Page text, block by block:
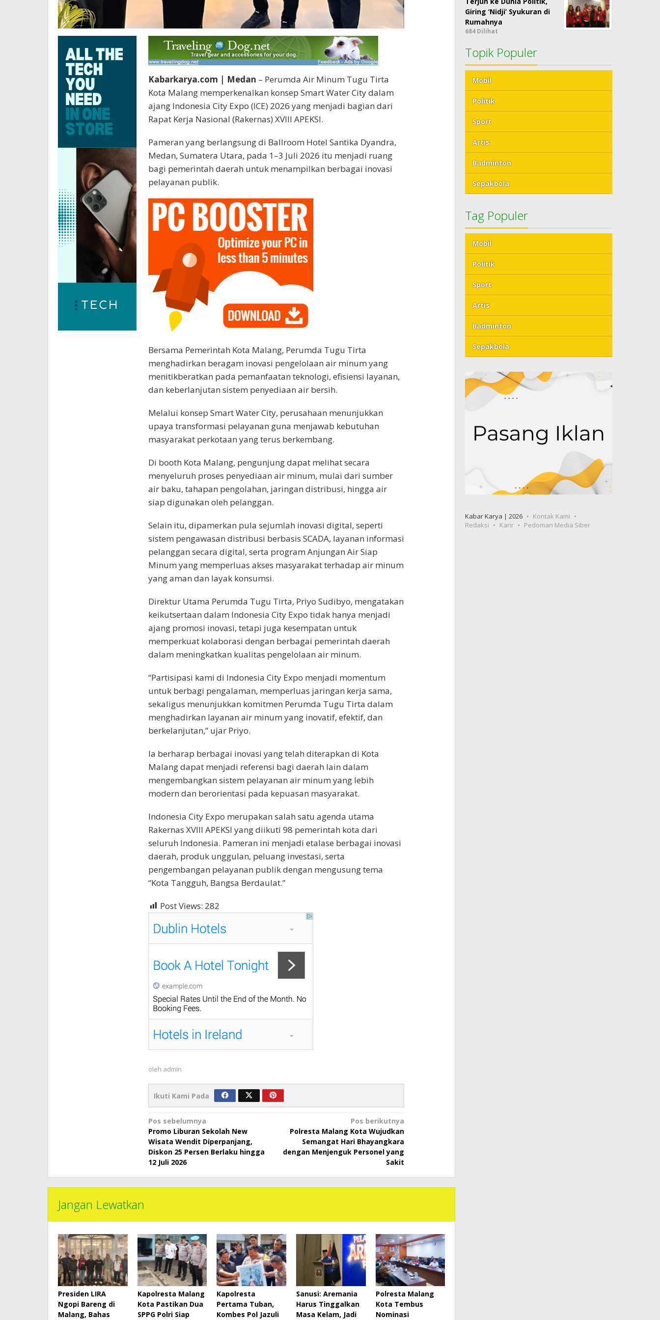
Kabarkarya.com | Medan – Perumda Air Minum Tugu Tirta
Kota Malang memperkenalkan konsep Smart Water City dalam
ajang Indonesia City Expo (ICE) 2026 yang menjadi bagian dari
Rapat Kerja Nasional (Rakernas) XVIII APEKSI.
Pameran yang berlangsung di Ballroom Hotel Santika Dyandra,
Medan, Sumatera Utara, pada 1–3 Juli 2026 itu menjadi ruang
bagi pemerintah daerah untuk menampilkan berbagai inovasi
pelayanan publik.
Bersama Pemerintah Kota Malang, Perumda Tugu Tirta
menghadirkan beragam inovasi pengelolaan air minum yang
menitikberatkan pada pemanfaatan teknologi, efisiensi layanan,
dan keberlanjutan sistem penyediaan air bersih.
Melalui konsep Smart Water City, perusahaan menunjukkan
upaya transformasi pelayanan guna menjawab kebutuhan
masyarakat perkotaan yang terus berkembang.
Di booth Kota Malang, pengunjung dapat melihat secara
menyeluruh proses penyediaan air minum, mulai dari sumber
air baku, tahapan pengolahan, jaringan distribusi, hingga air
siap digunakan oleh pelanggan.
Selain itu, dipamerkan pula sejumlah inovasi digital, seperti
sistem pengawasan distribusi berbasis SCADA, layanan informasi
pelanggan secara digital, serta program Anjungan Air Siap
Minum yang memperluas akses masyarakat terhadap air minum
yang aman dan layak konsumsi.
Direktur Utama Perumda Tugu Tirta, Priyo Sudibyo, mengatakan
keikutsertaan dalam Indonesia City Expo tidak hanya menjadi
ajang promosi inovasi, tetapi juga kesempatan untuk
memperkuat kolaborasi dengan berbagai pemerintah daerah
dalam meningkatkan kualitas pengelolaan air minum.
“Partisipasi kami di Indonesia City Expo menjadi momentum
untuk berbagi pengalaman, memperluas jaringan kerja sama,
sekaligus menunjukkan komitmen Perumda Tugu Tirta dalam
menghadirkan layanan air minum yang inovatif, efektif, dan
berkelanjutan,” ujar Priyo.
Ia berharap berbagai inovasi yang telah diterapkan di Kota
Malang dapat menjadi referensi bagi daerah lain dalam
mengembangkan sistem pelayanan air minum yang lebih
modern dan berorientasi pada kepuasan masyarakat.
Indonesia City Expo merupakan salah satu agenda utama
Rakernas XVIII APEKSI yang diikuti 98 pemerintah kota dari
seluruh Indonesia. Pameran ini menjadi etalase berbagai inovasi
daerah, produk unggulan, peluang investasi, serta
pengembangan pelayanan publik dengan mengusung tema
“Kota Tangguh, Bangsa Berdaulat.”
Post Views: 282
oleh admin
Ikuti Kami Pada
Navigasi
pos
Pos sebelumnya
Promo Liburan Sekolah New
Wisata Wendit Diperpanjang,
Diskon 25 Persen Berlaku hingga
12 Juli 2026
Pos berikutnya
Polresta Malang Kota Wujudkan
Semangat Hari Bhayangkara
dengan Menjenguk Personel yang
Sakit
Jangan Lewatkan
Presiden LIRA
Ngopi Bareng di
Malang, Bahas
Kapolresta Malang
Kota Pastikan Dua
SPPG Polri Siap
Kapolresta
Pertama Tuban,
Kombes Pol Jazuli
Sanusi: Aremania
Harus Tinggalkan
Masa Kelam, Jadi
Polresta Malang
Kota Tembus
Nominasi
Giring ‘Nidji’ Syukuran di
Rumahnya
684 Dilihat
Topik Populer
Mobil
Politik
Sport
Artis
Badminton
Sepakbola
Tag Populer
Mobil
Politik
Sport
Artis
Badminton
Sepakbola
Kabar Karya | 2026
Kontak Kami
Redaksi
Karir Pedoman Media Siber